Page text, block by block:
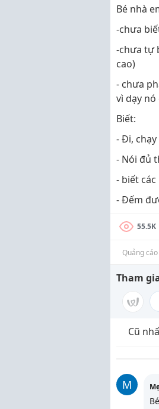
Bé nhà
-chưa
-chưa tự
cao)
- chưa
vì dạy nó
Biết:
- Đi,
- Nói đủ
- biết
- Đếm
55.5K
Quảng cáo
Tham
Cũ
M